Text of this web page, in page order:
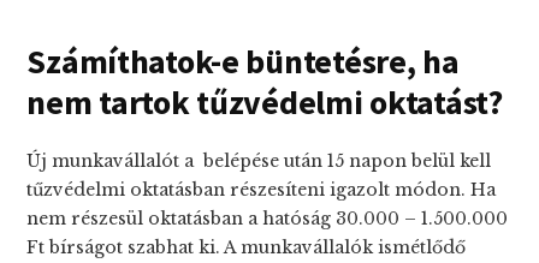
Számíthatok-e büntetésre, ha
nem tartok tűzvédelmi oktatást?
Új munkavállalót a belépése után 15 napon belül kell
tűzvédelmi oktatásban részesíteni igazolt módon. Ha
nem részesül oktatásban a hatóság 30.000 – 1.500.000
Ft bírságot szabhat ki. A munkavállalók ismétlődő